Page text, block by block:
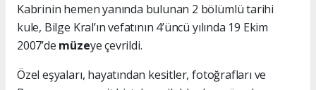
Kabrinin hemen yanında bulunan 2 bölümlü tarihi
kule, Bilge Kral’ın vefatının 4’üncü yılında 19 Ekim
2007’de müzeye çevrildi.
Özel eşyaları, hayatından kesitler, fotoğrafları ve